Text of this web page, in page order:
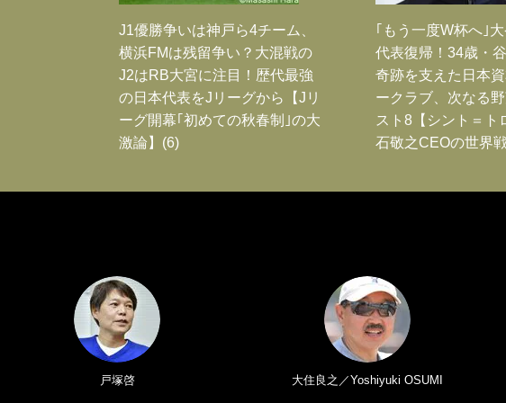
J1優勝争いは神戸ら4チーム、
横浜FMは残留争い？大混戦の
J2はRB大宮に注目！歴代最強
の日本代表をJリーグから【Jリ
ーグ開幕｢初めての秋春制｣の大
激論】(6)
｢もう一度W杯へ｣
代表復帰！34歳・
奇跡を支えた日本
ークラブ、次なる
スト8【シント＝ト
石敬之CEOの世界
戸塚啓 大住良之／Yoshiyuki OSUMI